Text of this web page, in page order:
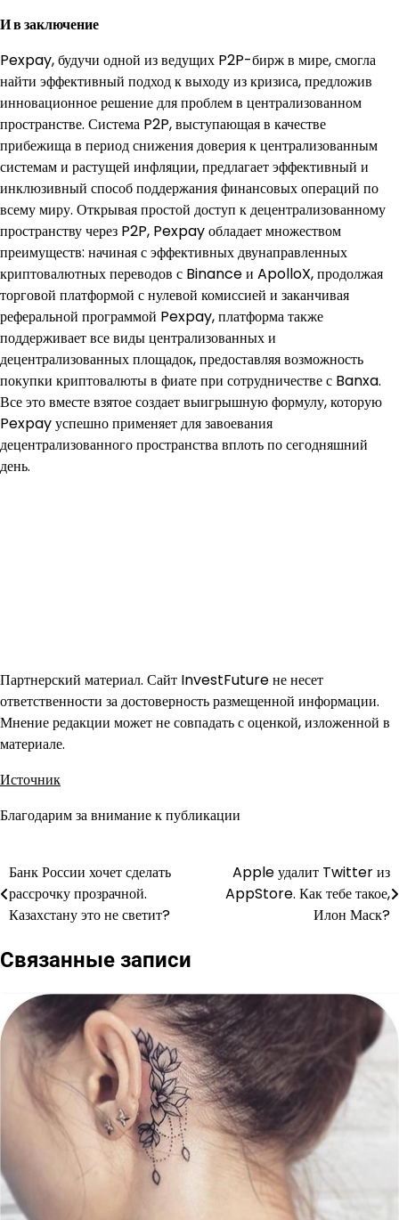
И в заключение
Pexpay, будучи одной из ведущих P2P-бирж в мире, смогла
найти эффективный подход к выходу из кризиса, предложив
инновационное решение для проблем в централизованном
пространстве. Система P2P, выступающая в качестве
прибежища в период снижения доверия к централизованным
системам и растущей инфляции, предлагает эффективный и
инклюзивный способ поддержания финансовых операций по
всему миру. Открывая простой доступ к децентрализованному
пространству через P2P, Pexpay обладает множеством
преимуществ: начиная с эффективных двунаправленных
криптовалютных переводов с Binance и ApolloX, продолжая
торговой платформой с нулевой комиссией и заканчивая
реферальной программой Pexpay, платформа также
поддерживает все виды централизованных и
децентрализованных площадок, предоставляя возможность
покупки криптовалюты в фиате при сотрудничестве с Banxa.
Все это вместе взятое создает выигрышную формулу, которую
Pexpay успешно применяет для завоевания
децентрализованного пространства вплоть по сегодняшний
день.
Партнерский материал. Сайт InvestFuture не несет
ответственности за достоверность размещенной информации.
Мнение редакции может не совпадать с оценкой, изложенной в
материале.
Источник
Благодарим за внимание к публикации
Навигация
по
Банк России хочет сделать
рассрочку прозрачной.
Казахстану это не светит?
Apple удалит Twitter из
AppStore. Как тебе такое,
Илон Маск?
Связанные записи